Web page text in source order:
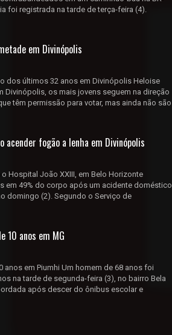
foi registrada na tarde de terça-feira (4).
em Divinópolis
dos últimos 32 anos em Divinópolis Heloise
Divinópolis, os mais jovens seguem na direção
têm permissão para votar, mas ainda não são
acender fogão a lenha em Divinópolis
Hospital João XXIII, em Belo Horizonte
em 49% do corpo após um acidente doméstico
domingo (2). Segundo o Serviço de
10 anos em MG
em Piumhi Um homem de 68 anos foi
na tarde de segunda-feira (3), no bairro Bela
após descer do ônibus escolar e